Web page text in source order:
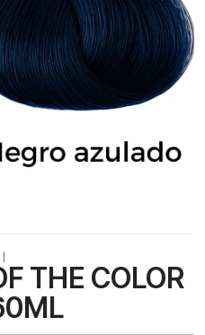
THE COLOR